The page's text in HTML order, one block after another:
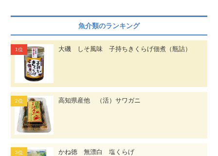
魚介類のランキング
大磯 しそ風味 子持ちきくらげ佃煮（瓶詰）
高知県産他 （活）サワガニ
かね徳 無漂白 塩くらげ